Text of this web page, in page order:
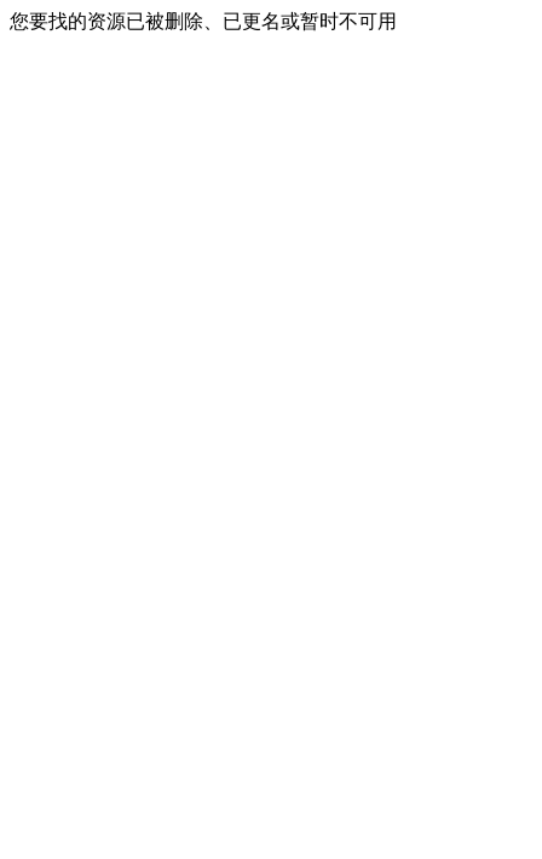
您要找的资源已被删除、已更名或暂时不可用